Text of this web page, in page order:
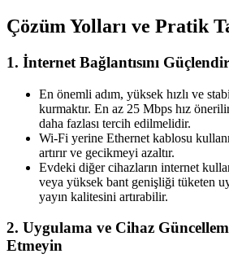
Çözüm Yolları ve Pratik
1. İnternet Bağlantısını
En önemli adım, yüksek hızlı ve
kurmaktır. En az 25 Mbps hız
daha fazlası tercih edilmelidir.
Wi-Fi yerine Ethernet kablosu
artırır ve gecikmeyi azaltır.
Evdeki diğer cihazların internet
veya yüksek bant genişliği tüketen
yayın kalitesini artırabilir.
2. Uygulama ve Cihaz
Etmeyin